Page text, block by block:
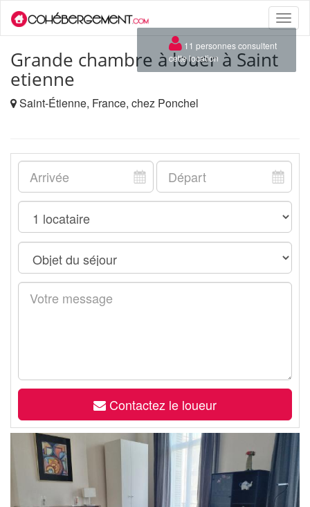
Toggle
Grande chambre à louer à Saint
etienne
Saint-Étienne, France, chez Ponchel
Contactez le loueur
×
11 personnes consultent
cette location